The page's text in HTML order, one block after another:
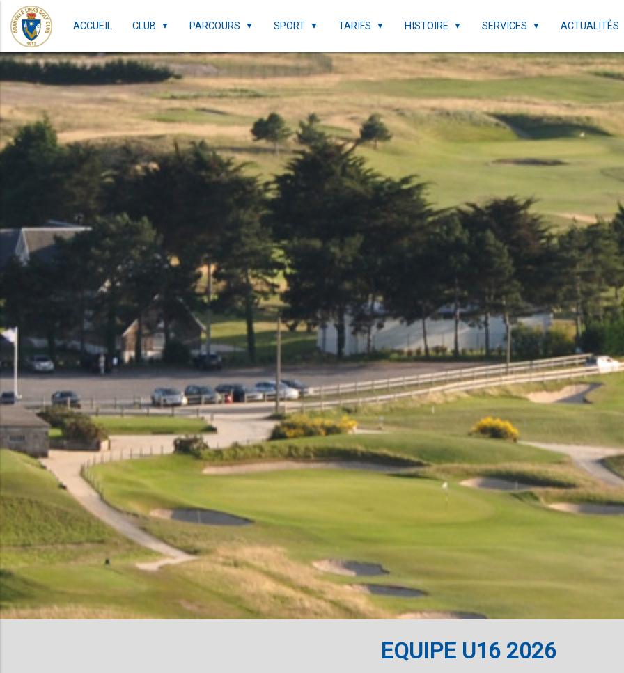
ACCUEIL CLUB PARCOURS SPORT TARIFS HISTOIRE SERVICES ACTUALITÉS
EQUIPE U16 2026